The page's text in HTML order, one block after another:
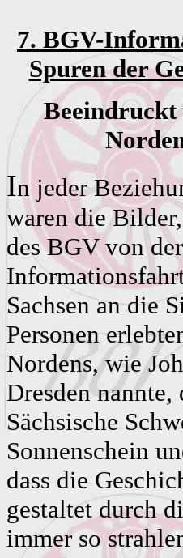
7. BGV-
Spuren der
Beeindruckt
In jeder
waren die
des BGV von
Sachsen an die
Personen
Nordens, wie
Dresden
Sächsische
Sonnenschein
dass die
gestaltet durch
immer so